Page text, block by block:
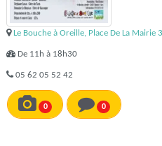
Le Bouche à Oreille, Place De La Mairie
De 11h à 18h30
05 62 05 52 42
0 0